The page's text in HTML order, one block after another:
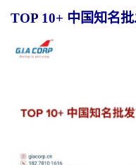
TOP 10+ 中国知名